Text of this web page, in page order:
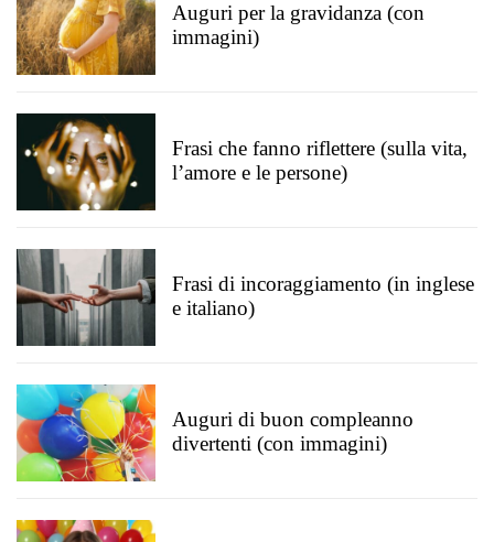
Auguri per la gravidanza (con
immagini)
Frasi che fanno riflettere (sulla vita,
l’amore e le persone)
Frasi di incoraggiamento (in inglese
e italiano)
Auguri di buon compleanno
divertenti (con immagini)